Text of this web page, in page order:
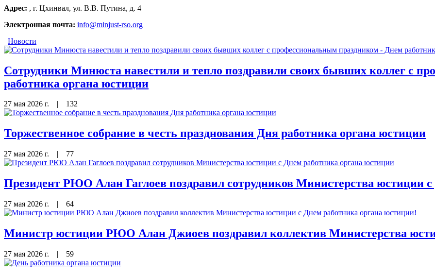
Адрес: , г. Цхинвал, ул. В.В. Путина, д. 4
Электронная почта: info@minjust-rso.org
Новости
Сотрудники Минюста навестили и тепло поздравили своих бывших коллег с
работника органа юстиции
27 мая 2026 г. 132
Торжественное собрание в честь празднования Дня работника органа юстиции
27 мая 2026 г. | 77
Президент РЮО Алан Гаглоев поздравил сотрудников Министерства юстиции
27 мая 2026 г. | 64
Министр юстиции РЮО Алан Джиоев поздравил коллектив Министерства
27 мая 2026 г. | 59